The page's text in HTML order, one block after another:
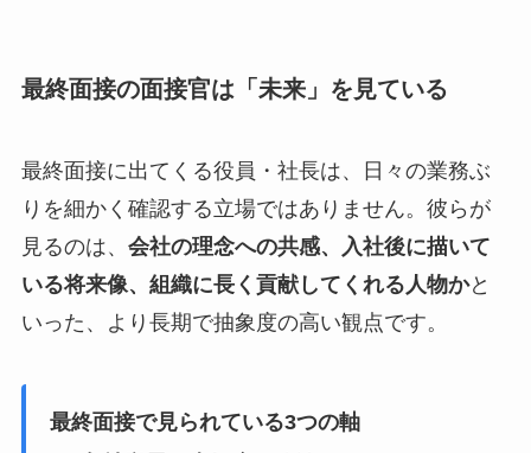
最終面接の面接官は「未来」を見ている
最終面接に出てくる役員・社長は、日々の業務ぶ
りを細かく確認する立場ではありません。彼らが
見るのは、 会社の理念への共感、入社後に描いて
いる将来像、組織に長く貢献してくれる人物かと
いった、より長期で抽象度の高い観点です。
最終面接で見られている3つの軸